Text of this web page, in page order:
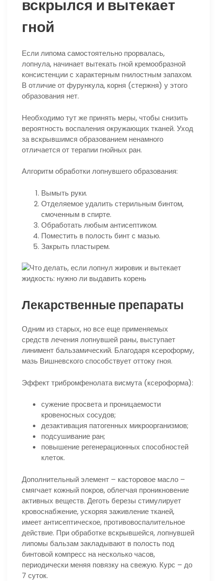
вскрылся и вытекает
гной
Если липома самостоятельно прорвалась,
лопнула, начинает вытекать гной кремообразной
консистенции с характерным гнилостным запахом.
В отличие от фурункула, корня (стержня) у этого
образования нет.
Необходимо тут же принять меры, чтобы снизить
вероятность воспаления окружающих тканей. Уход
за вскрывшимся образованием ненамного
отличается от терапии гнойных ран.
Алгоритм обработки лопнувшего образования:
Вымыть руки.
Отделяемое удалить стерильным бинтом,
смоченным в спирте.
Обработать любым антисептиком.
Поместить в полость бинт с мазью.
Закрыть пластырем.
Лекарственные препараты
Одним из старых, но все еще применяемых
средств лечения лопнувшей раны, выступает
линимент бальзамический. Благодаря ксероформу,
мазь Вишневского способствует оттоку гноя.
Эффект трибромфенолата висмута (ксероформа):
сужение просвета и проницаемости
кровеносных сосудов;
дезактивация патогенных микроорганизмов;
подсушивание ран;
повышение регенерационных способностей
клеток.
Дополнительный элемент – касторовое масло –
смягчает кожный покров, облегчая проникновение
активных веществ. Деготь березы стимулирует
кровоснабжение, ускоряя заживление тканей,
имеет антисептическое, противовоспалительное
действие. При обработке вскрывшейся, лопнувшей
липомы бальзам закладывают в полость под
бинтовой компресс на несколько часов,
периодически меняя повязку на свежую. Курс – до
7 суток.